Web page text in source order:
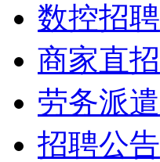
数控招聘
商家直招
劳务派遣
招聘公告